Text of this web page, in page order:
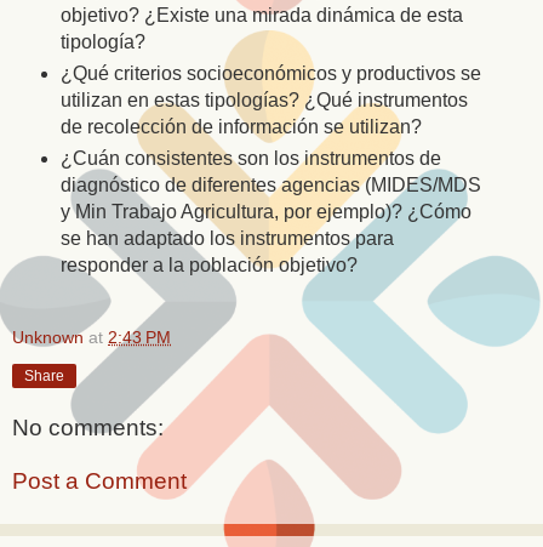
objetivo? ¿Existe una mirada dinámica de esta
tipología?
¿Qué criterios socioeconómicos y productivos se
utilizan en estas tipologías? ¿Qué instrumentos
de recolección de información se utilizan?
¿Cuán consistentes son los instrumentos de
diagnóstico de diferentes agencias (MIDES/MDS
y Min Trabajo Agricultura, por ejemplo)? ¿Cómo
se han adaptado los instrumentos para
responder a la población objetivo?
Unknown at 2:43 PM
Share
No comments:
Post a Comment